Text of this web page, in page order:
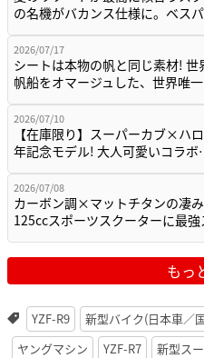
の名機がバカンス仕様に。ベス
2026/07/17
シートは本物の帆と同じ素材! 世
帆船をオマージュした、世界唯
2026/07/10
【在庫限り】スーパーカブ×ハ
年記念モデル! 大人可愛いコラ
2026/07/08
カーボン調×マットチタンの凄
125ccスポーツスクーターに最
もっ
YZF-R9 新型バイク(日本車／
ヤングマシン
YZF-R7
新型ス